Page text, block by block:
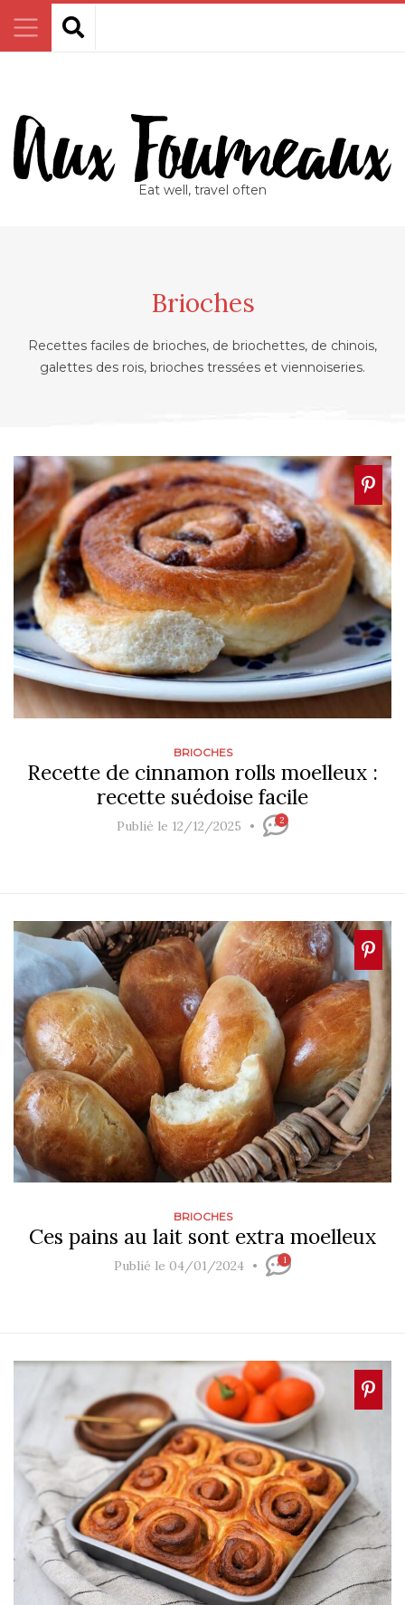
Eat well, travel often
Brioches
Recettes faciles de brioches, de briochettes, de chinois,
galettes des rois, brioches tressées et viennoiseries.
BRIOCHES
Recette de cinnamon rolls moelleux :
recette suédoise facile
Publié le 12/12/2025 2
BRIOCHES
Ces pains au lait sont extra moelleux
Publié le 04/01/2024 1